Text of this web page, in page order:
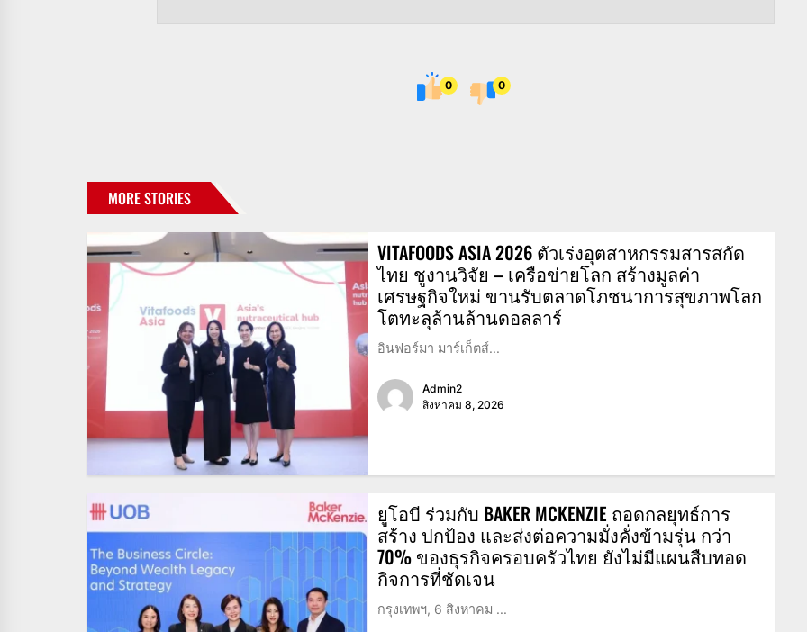
0 0
MORE STORIES
VITAFOODS ASIA 2026 ตัวเร่งอุตสาหกรรมสารสกัด
ไทย ชูงานวิจัย – เครือข่ายโลก สร้างมูลค่า
เศรษฐกิจใหม่ ขานรับตลาดโภชนาการสุขภาพโลก
โตทะลุล้านล้านดอลลาร์
อินฟอร์มา มาร์เก็ตส์...
Admin2
สิงหาคม 8, 2026
ยูโอบี ร่วมกับ BAKER MCKENZIE ถอดกลยุทธ์การ
สร้าง ปกป้อง และส่งต่อความมั่งคั่งข้ามรุ่น กว่า
70% ของธุรกิจครอบครัวไทย ยังไม่มีแผนสืบทอด
กิจการที่ชัดเจน
กรุงเทพฯ, 6 สิงหาคม ...